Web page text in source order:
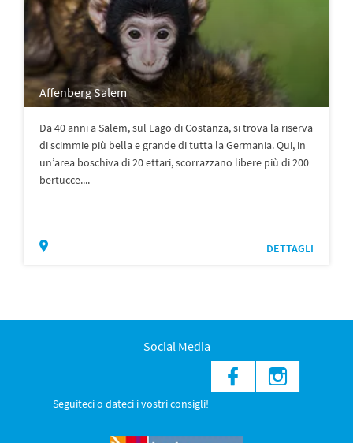
Affenberg Salem
Da 40 anni a Salem, sul Lago di Costanza, si trova la riserva
di scimmie più bella e grande di tutta la Germania. Qui, in
un’area boschiva di 20 ettari, scorrazzano libere più di 200
bertucce....
DETTAGLI
Social Media
Seguiteci o dateci i vostri consigli!